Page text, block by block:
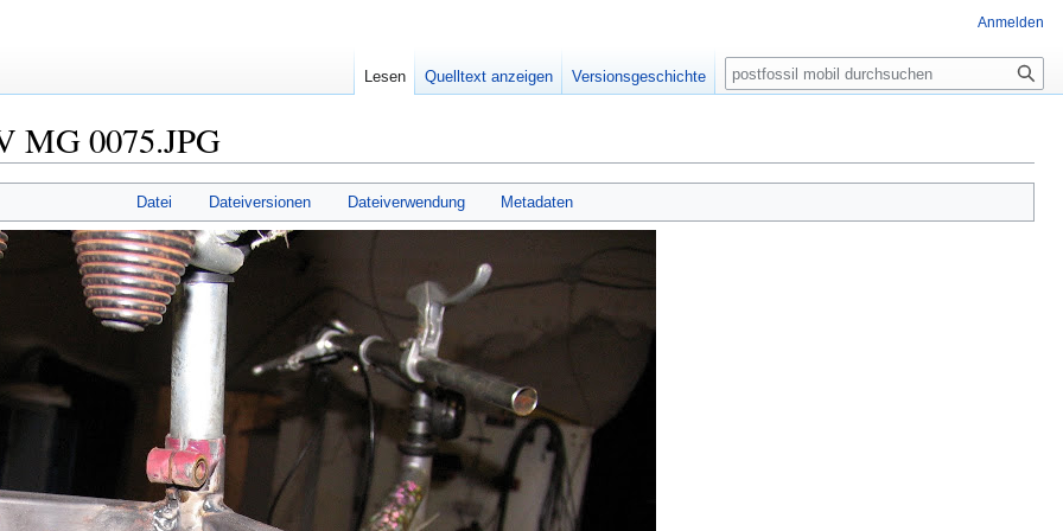
MG 0075.JPG
Datei Dateiversionen Dateiverwendung Metadaten
Anmelden
Lesen Quelltext anzeigen Versionsgeschichte Suche